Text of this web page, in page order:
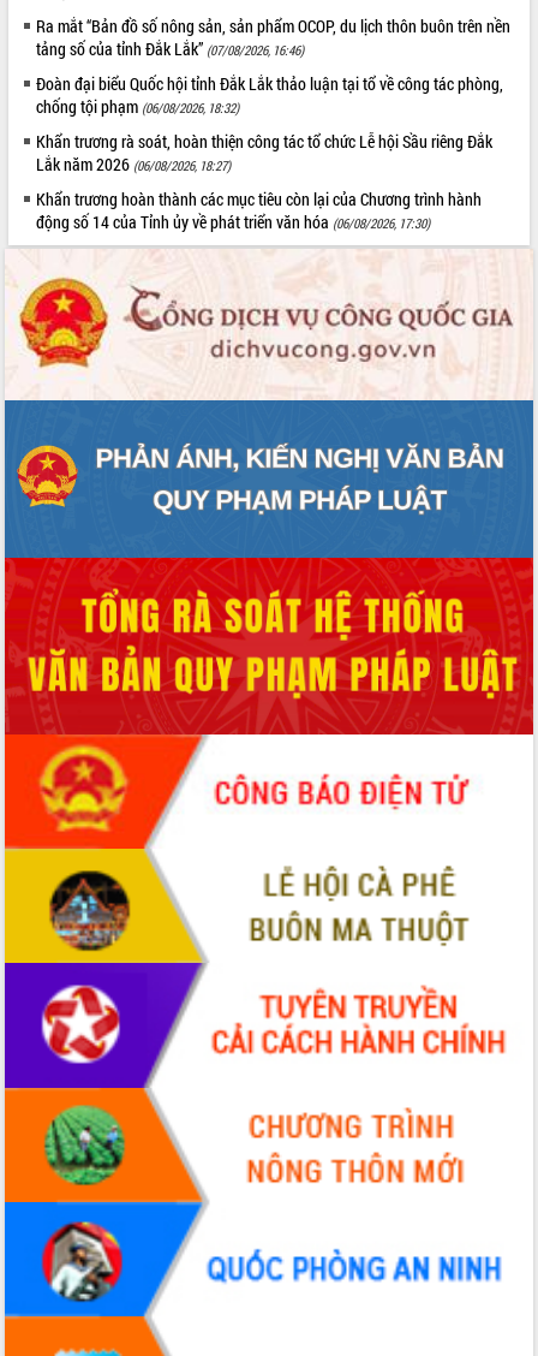
Ra mắt “Bản đồ số nông sản, sản phẩm OCOP, du lịch thôn buôn trên nền
tảng số của tỉnh Đắk Lắk” (07/08/2026, 16:46)
Đoàn đại biểu Quốc hội tỉnh Đắk Lắk thảo luận tại tổ về công tác phòng,
chống tội phạm (06/08/2026, 18:32)
Khẩn trương rà soát, hoàn thiện công tác tổ chức Lễ hội Sầu riêng Đắk
Lắk năm 2026 (06/08/2026, 18:27)
Khẩn trương hoàn thành các mục tiêu còn lại của Chương trình hành
động số 14 của Tỉnh ủy về phát triển văn hóa (06/08/2026, 17:30)